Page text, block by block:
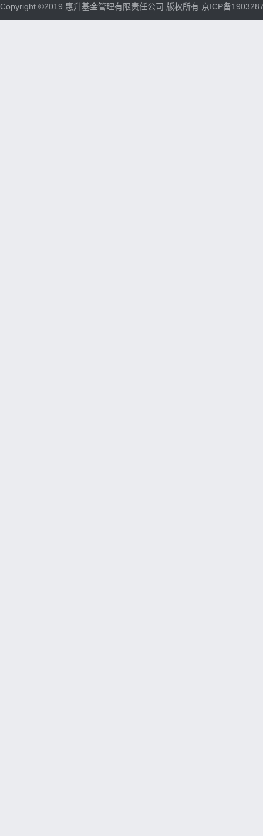
Copyright ©2019 惠升基金管理有限责任公司 版权所有 京ICP备